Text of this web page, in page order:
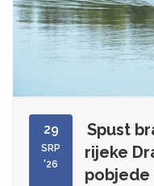
29
SRP
'26
Spust
rijeke
pobjede